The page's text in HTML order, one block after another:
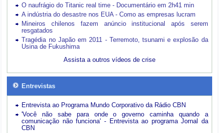
O naufrágio do Titanic real time - Documentário em 2h41 min
A indústria do desastre nos EUA - Como as empresas lucram
Mineiros chilenos fazem anúncio institucional após serem
resgatados
Tragédia no Japão em 2011 - Terremoto, tsunami e explosão da
Usina de Fukushima
Assista a outros vídeos de crise
Entrevistas
Entrevista ao Programa Mundo Corporativo da Rádio CBN
'Você não sabe para onde o governo caminha quando a
comunicação não funciona' - Entrevista ao programa Jornal da
CBN